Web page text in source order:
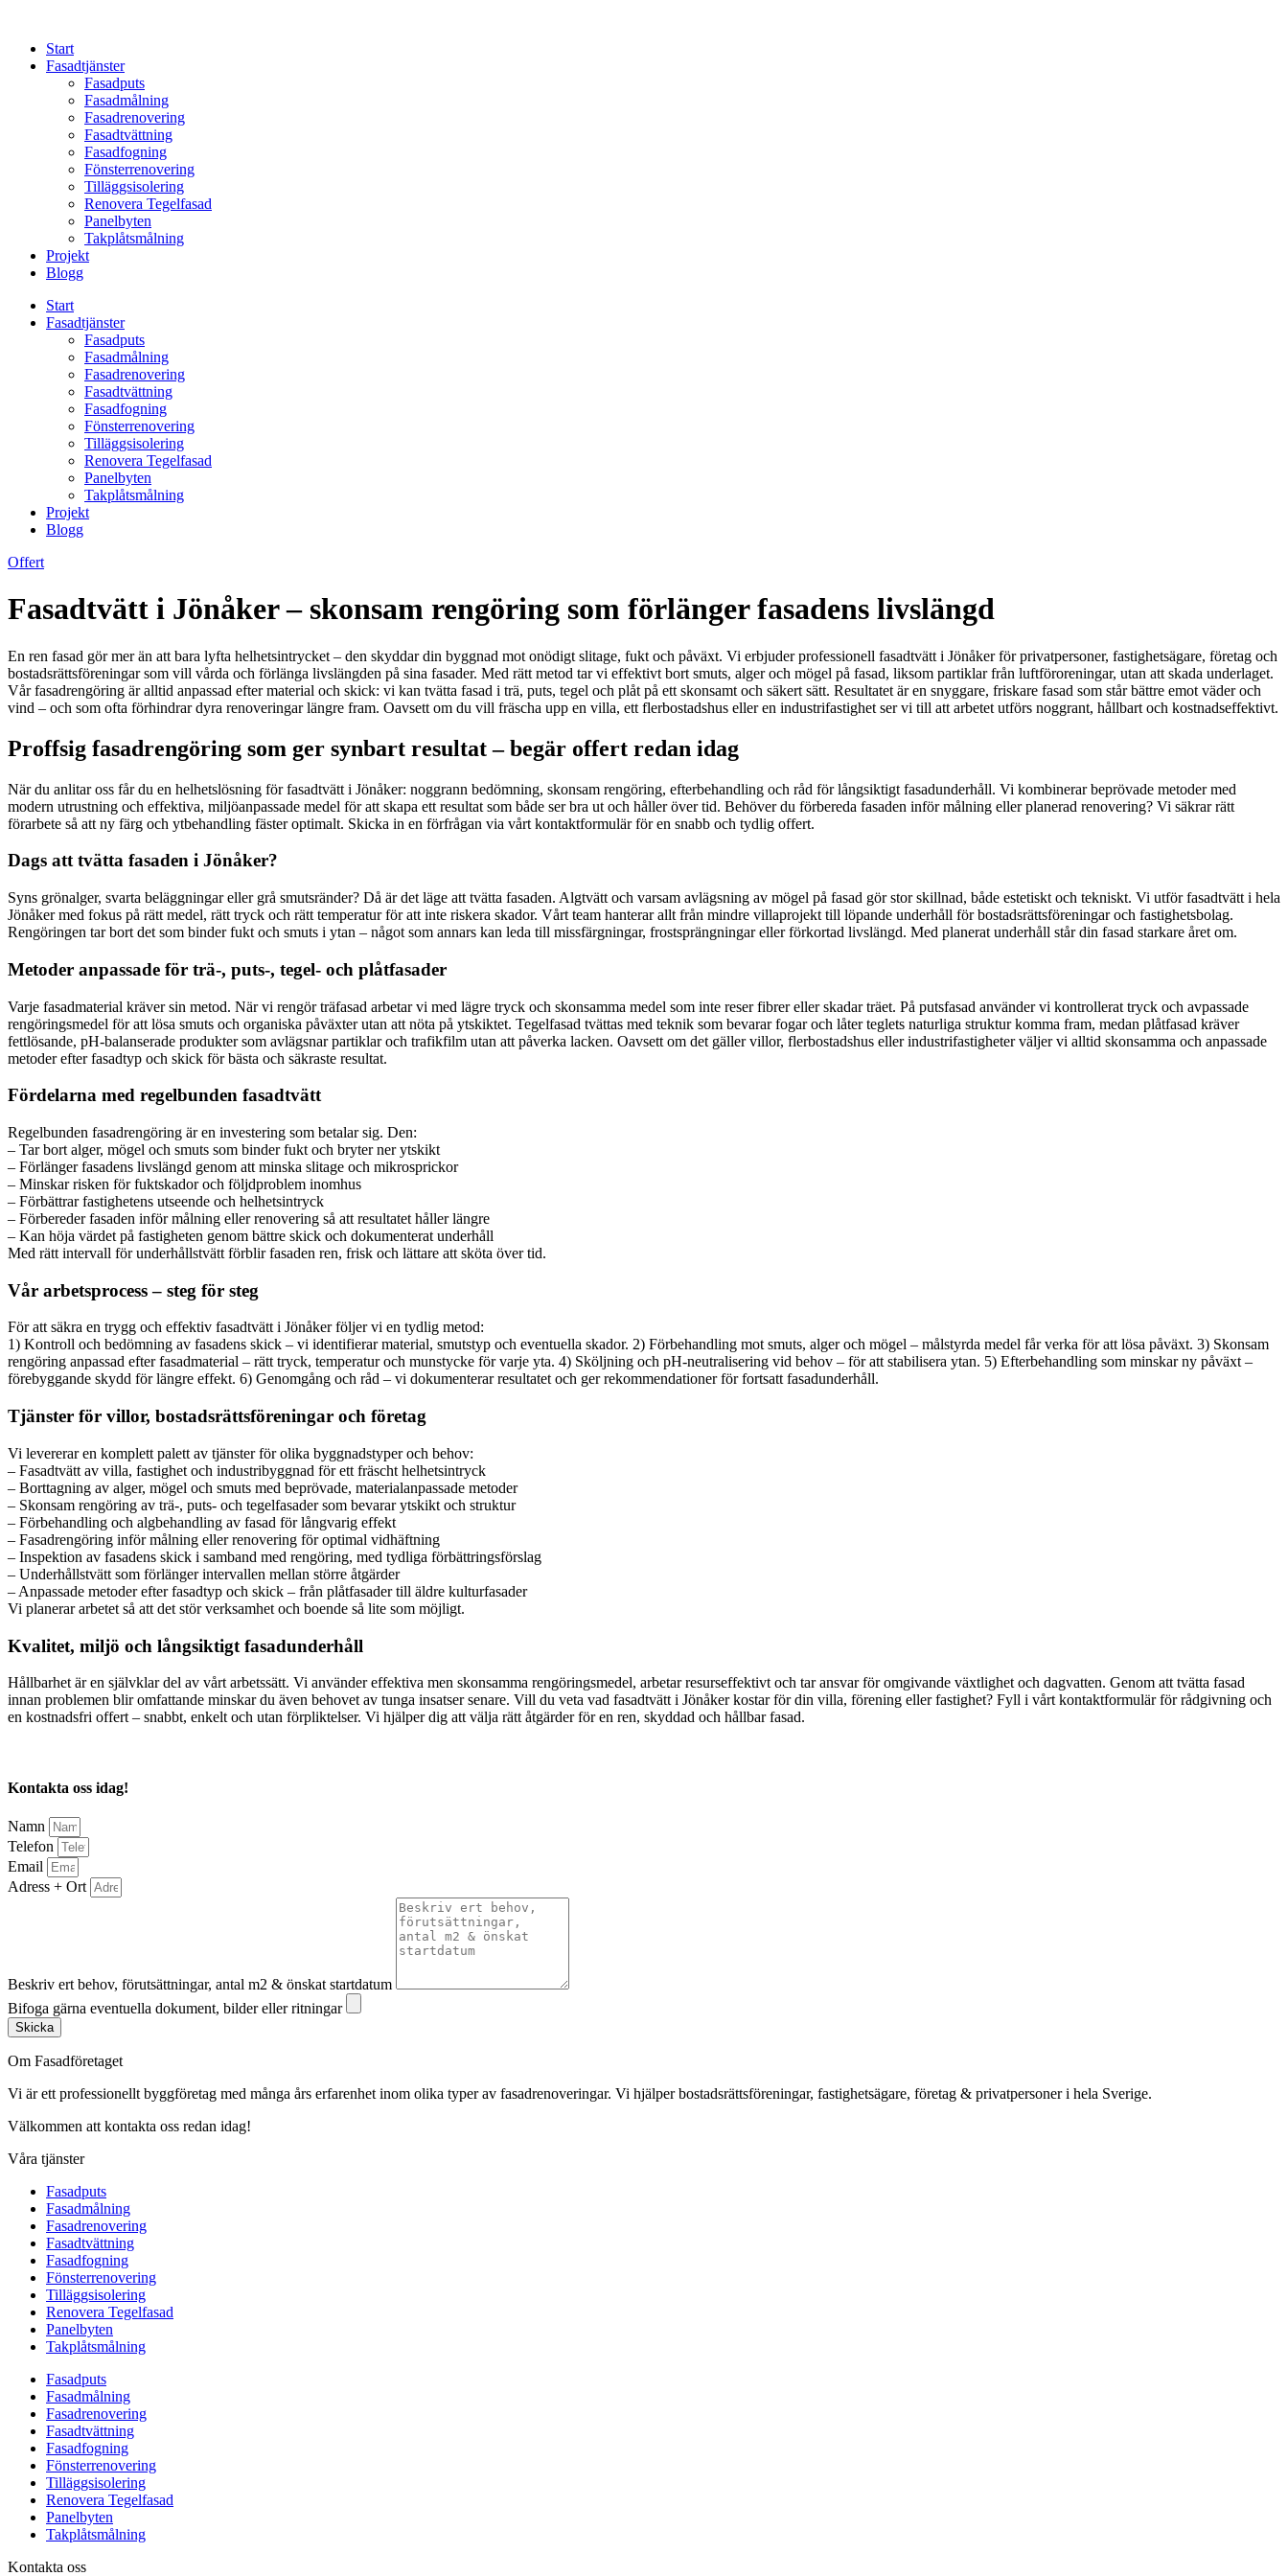
contentStart
Fasadtjänster
Fasadputs
Fasadmålning
Fasadrenovering
Fasadtvättning
Fasadfogning
Fönsterrenovering
Tilläggsisolering
Renovera Tegelfasad
Panelbyten
Takplåtsmålning
Projekt
Blogg
Start
Fasadtjänster
Fasadputs
Fasadmålning
Fasadrenovering
Fasadtvättning
Fasadfogning
Fönsterrenovering
Tilläggsisolering
Renovera Tegelfasad
Panelbyten
Takplåtsmålning
Projekt
Blogg
Offert
Fasadtvätt i Jönåker – skonsam rengöring som förlänger fasadens livslängd
En ren fasad gör mer än att bara lyfta helhetsintrycket – den skyddar din byggnad mot onödigt slitage, fukt och påväxt. Vi erbjuder professionell fasadtvätt i Jönåker för privatpersoner, fastighetsägare, företag och
bostadsrättsföreningar som vill vårda och förlänga livslängden på sina fasader. Med rätt metod tar vi effektivt bort smuts, alger och mögel på fasad, liksom partiklar från luftföroreningar, utan att skada underlaget.
Vår fasadrengöring är alltid anpassad efter material och skick: vi kan tvätta fasad i trä, puts, tegel och plåt på ett skonsamt och säkert sätt. Resultatet är en snyggare, friskare fasad som står bättre emot väder och
vind – och som ofta förhindrar dyra renoveringar längre fram. Oavsett om du vill fräscha upp en villa, ett flerbostadshus eller en industrifastighet ser vi till att arbetet utförs noggrant, hållbart och kostnadseffektivt.
Proffsig fasadrengöring som ger synbart resultat – begär offert redan idag
När du anlitar oss får du en helhetslösning för fasadtvätt i Jönåker: noggrann bedömning, skonsam rengöring, efterbehandling och råd för långsiktigt fasadunderhåll. Vi kombinerar beprövade metoder med
modern utrustning och effektiva, miljöanpassade medel för att skapa ett resultat som både ser bra ut och håller över tid. Behöver du förbereda fasaden inför målning eller planerad renovering? Vi säkrar rätt
förarbete så att ny färg och ytbehandling fäster optimalt. Skicka in en förfrågan via vårt kontaktformulär för en snabb och tydlig offert.
Dags att tvätta fasaden i Jönåker?
Syns grönalger, svarta beläggningar eller grå smutsränder? Då är det läge att tvätta fasaden. Algtvätt och varsam avlägsning av mögel på fasad gör stor skillnad, både estetiskt och tekniskt. Vi utför fasadtvätt i hela
Jönåker med fokus på rätt medel, rätt tryck och rätt temperatur för att inte riskera skador. Vårt team hanterar allt från mindre villaprojekt till löpande underhåll för bostadsrättsföreningar och fastighetsbolag.
Rengöringen tar bort det som binder fukt och smuts i ytan – något som annars kan leda till missfärgningar, frostsprängningar eller förkortad livslängd. Med planerat underhåll står din fasad starkare året om.
Metoder anpassade för trä-, puts-, tegel- och plåtfasader
Varje fasadmaterial kräver sin metod. När vi rengör träfasad arbetar vi med lägre tryck och skonsamma medel som inte reser fibrer eller skadar träet. På putsfasad använder vi kontrollerat tryck och avpassade
rengöringsmedel för att lösa smuts och organiska påväxter utan att nöta på ytskiktet. Tegelfasad tvättas med teknik som bevarar fogar och låter teglets naturliga struktur komma fram, medan plåtfasad kräver
fettlösande, pH-balanserade produkter som avlägsnar partiklar och trafikfilm utan att påverka lacken. Oavsett om det gäller villor, flerbostadshus eller industrifastigheter väljer vi alltid skonsamma och anpassade
metoder efter fasadtyp och skick för bästa och säkraste resultat.
Fördelarna med regelbunden fasadtvätt
Regelbunden fasadrengöring är en investering som betalar sig. Den:
– Tar bort alger, mögel och smuts som binder fukt och bryter ner ytskikt
– Förlänger fasadens livslängd genom att minska slitage och mikrosprickor
– Minskar risken för fuktskador och följdproblem inomhus
– Förbättrar fastighetens utseende och helhetsintryck
– Förbereder fasaden inför målning eller renovering så att resultatet håller längre
– Kan höja värdet på fastigheten genom bättre skick och dokumenterat underhåll
Med rätt intervall för underhållstvätt förblir fasaden ren, frisk och lättare att sköta över tid.
Vår arbetsprocess – steg för steg
För att säkra en trygg och effektiv fasadtvätt i Jönåker följer vi en tydlig metod:
1) Kontroll och bedömning av fasadens skick – vi identifierar material, smutstyp och eventuella skador. 2) Förbehandling mot smuts, alger och mögel – målstyrda medel får verka för att lösa påväxt. 3) Skonsam
rengöring anpassad efter fasadmaterial – rätt tryck, temperatur och munstycke för varje yta. 4) Sköljning och pH-neutralisering vid behov – för att stabilisera ytan. 5) Efterbehandling som minskar ny påväxt –
förebyggande skydd för längre effekt. 6) Genomgång och råd – vi dokumenterar resultatet och ger rekommendationer för fortsatt fasadunderhåll.
Tjänster för villor, bostadsrättsföreningar och företag
Vi levererar en komplett palett av tjänster för olika byggnadstyper och behov:
– Fasadtvätt av villa, fastighet och industribyggnad för ett fräscht helhetsintryck
– Borttagning av alger, mögel och smuts med beprövade, materialanpassade metoder
– Skonsam rengöring av trä-, puts- och tegelfasader som bevarar ytskikt och struktur
– Förbehandling och algbehandling av fasad för långvarig effekt
– Fasadrengöring inför målning eller renovering för optimal vidhäftning
– Inspektion av fasadens skick i samband med rengöring, med tydliga förbättringsförslag
– Underhållstvätt som förlänger intervallen mellan större åtgärder
– Anpassade metoder efter fasadtyp och skick – från plåtfasader till äldre kulturfasader
Vi planerar arbetet så att det stör verksamhet och boende så lite som möjligt.
Kvalitet, miljö och långsiktigt fasadunderhåll
Hållbarhet är en självklar del av vårt arbetssätt. Vi använder effektiva men skonsamma rengöringsmedel, arbetar resurseffektivt och tar ansvar för omgivande växtlighet och dagvatten. Genom att tvätta fasad
innan problemen blir omfattande minskar du även behovet av tunga insatser senare. Vill du veta vad fasadtvätt i Jönåker kostar för din villa, förening eller fastighet? Fyll i vårt kontaktformulär för rådgivning och
en kostnadsfri offert – snabbt, enkelt och utan förpliktelser. Vi hjälper dig att välja rätt åtgärder för en ren, skyddad och hållbar fasad.
Kontakta oss idag!
Namn
Telefon
Email
Adress + Ort
Beskriv ert behov, förutsättningar, antal m2 & önskat startdatum
Bifoga gärna eventuella dokument, bilder eller ritningar
Skicka
Om Fasadföretaget
Vi är ett professionellt byggföretag med många års erfarenhet inom olika typer av fasadrenoveringar. Vi hjälper bostadsrättsföreningar, fastighetsägare, företag & privatpersoner i hela Sverige.
Välkommen att kontakta oss redan idag!
Våra tjänster
Fasadputs
Fasadmålning
Fasadrenovering
Fasadtvättning
Fasadfogning
Fönsterrenovering
Tilläggsisolering
Renovera Tegelfasad
Panelbyten
Takplåtsmålning
Fasadputs
Fasadmålning
Fasadrenovering
Fasadtvättning
Fasadfogning
Fönsterrenovering
Tilläggsisolering
Renovera Tegelfasad
Panelbyten
Takplåtsmålning
Kontakta oss